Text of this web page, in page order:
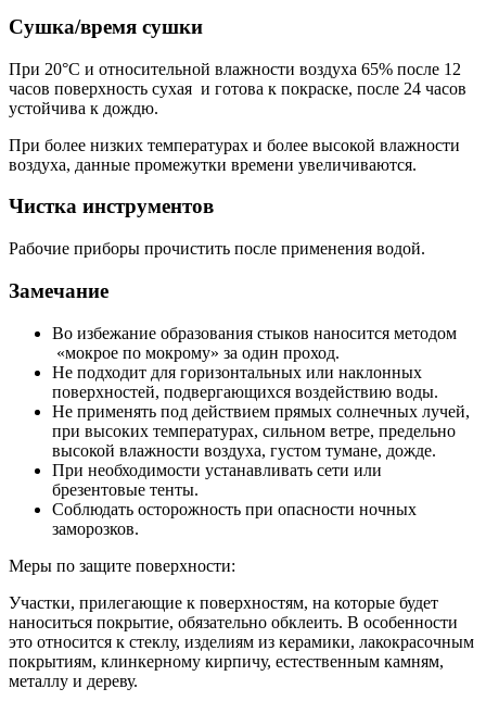
Сушка/время сушки
При 20°C и относительной влажности воздуха 65% после 12
часов поверхность сухая и готова к покраске, после 24 часов
устойчива к дождю.
При более низких температурах и более высокой влажности
воздуха, данные промежутки времени увеличиваются.
Чистка инструментов
Рабочие приборы прочистить после применения водой.
Замечание
Во избежание образования стыков наносится методом
«мокрое по мокрому» за один проход.
Не подходит для горизонтальных или наклонных
поверхностей, подвергающихся воздействию воды.
Не применять под действием прямых солнечных лучей,
при высоких температурах, сильном ветре, предельно
высокой влажности воздуха, густом тумане, дожде.
При необходимости устанавливать сети или
брезентовые тенты.
Соблюдать осторожность при опасности ночных
заморозков.
Меры по защите поверхности:
Участки, прилегающие к поверхностям, на которые будет
наноситься покрытие, обязательно обклеить. В особенности
это относится к стеклу, изделиям из керамики, лакокрасочным
покрытиям, клинкерному кирпичу, естественным камням,
металлу и дереву.